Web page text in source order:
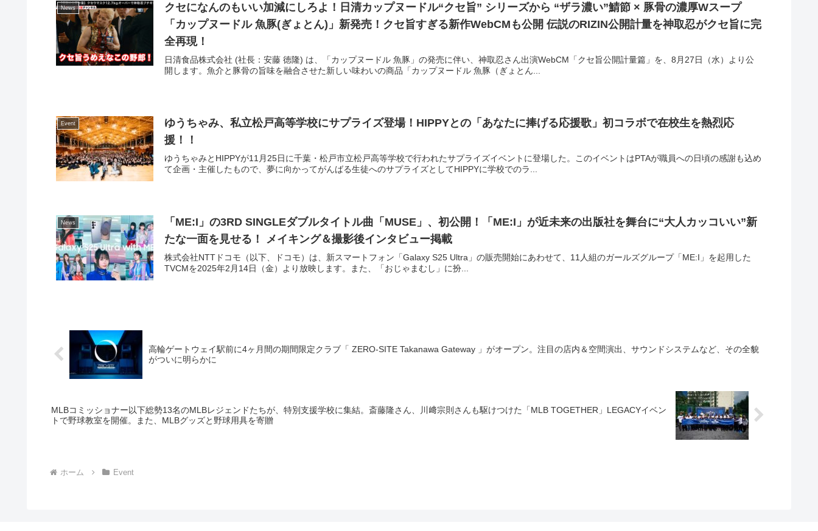
News
クセになんのもいい加減にしろよ！日清カップヌードル“クセ旨” シリーズから “ザラ濃い”鯖節 × 豚骨の濃厚Wスープ
「カップヌードル 魚豚(ぎょとん)」新発売！クセ旨すぎる新作WebCMも公開 伝説のRIZIN公開計量を神取忍がクセ旨に完
全再現！
日清食品株式会社 (社長：安藤 徳隆) は、「カップヌードル 魚豚」の発売に伴い、神取忍さん出演WebCM「クセ旨公開計量篇」を、8月27日（水）より公
開します。魚介と豚骨の旨味を融合させた新しい味わいの商品「カップヌードル 魚豚（ぎょとん...
Event
ゆうちゃみ、私立松戸高等学校にサプライズ登場！HIPPYとの「あなたに捧げる応援歌」初コラボで在校生を熱烈応
援！！
ゆうちゃみとHIPPYが11月25日に千葉・松戸市立松戸高等学校で行われたサプライズイベントに登場した。このイベントはPTAが職員への日頃の感謝も込め
て企画・主催したもので、夢に向かってがんばる生徒へのサプライズとしてHIPPYに学校でのラ...
News
「ME:I」の3RD SINGLEダブルタイトル曲「MUSE」、初公開！「ME:I」が近未来の出版社を舞台に“大人カッコいい”新
たな一面を見せる！ メイキング＆撮影後インタビュー掲載
株式会社NTTドコモ（以下、ドコモ）は、新スマートフォン「Galaxy S25 Ultra」の販売開始にあわせて、11人組のガールズグループ「ME:I」を起用した
TVCMを2025年2月14日（金）より放映します。また、「おじゃまむし」に扮...
高輪ゲートウェイ駅前に4ヶ月間の期間限定クラブ「 ZERO-SITE Takanawa Gateway 」がオープン。注目の店内＆空間演出、サウンドシステムなど、その全貌
がついに明らかに
MLBコミッショナー以下総勢13名のMLBレジェンドたちが、特別支援学校に集結。斎藤隆さん、川﨑宗則さんも駆けつけた「MLB TOGETHER」LEGACYイベン
トで野球教室を開催。また、MLBグッズと野球用具を寄贈
ホーム Event